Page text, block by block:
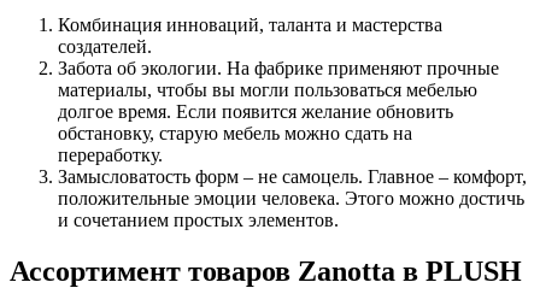
Комбинация инноваций, таланта и мастерства
создателей.
Забота об экологии. На фабрике применяют прочные
материалы, чтобы вы могли пользоваться мебелью
долгое время. Если появится желание обновить
обстановку, старую мебель можно сдать на
переработку.
Замысловатость форм – не самоцель. Главное – комфорт,
положительные эмоции человека. Этого можно достичь
и сочетанием простых элементов.
Ассортимент товаров Zanotta в PLUSH